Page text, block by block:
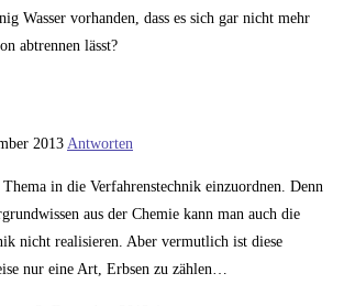
Wasser vorhanden, dass es sich gar nicht mehr
abtrennen lässt?
2013 Antworten
Thema in die Verfahrenstechnik einzuordnen. Denn
aus der Chemie kann man auch die
nicht realisieren. Aber vermutlich ist diese
nur eine Art, Erbsen zu zählen…